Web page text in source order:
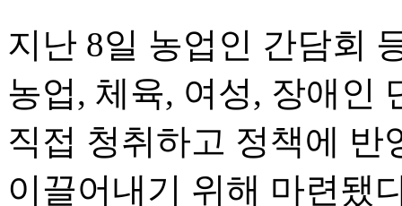
지난 8일 농업인 간담회
농업, 체육, 여성, 장애인
직접 청취하고 정책에 반
이끌어내기 위해 마련됐